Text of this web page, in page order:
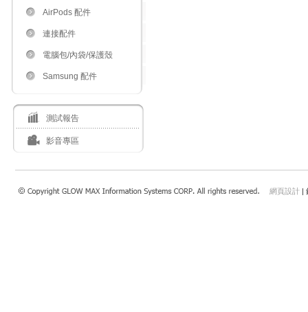
AirPods 配件
連接配件
電腦包/內袋/保護殼
Samsung 配件
測試報告
影音專區
網頁設計 |